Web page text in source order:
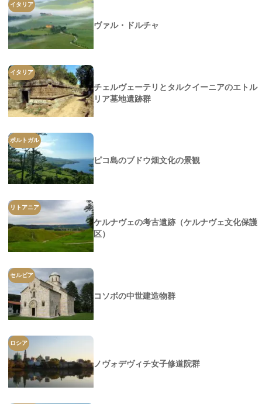
イタリア
ヴァル・ドルチャ
イタリア
チェルヴェーテリとタルクイーニアのエトル
リア墓地遺跡群
ポルトガル
ピコ島のブドウ畑文化の景観
リトアニア
ケルナヴェの考古遺跡（ケルナヴェ文化保護
区）
セルビア
コソボの中世建造物群
ロシア
ノヴォデヴィチ女子修道院群